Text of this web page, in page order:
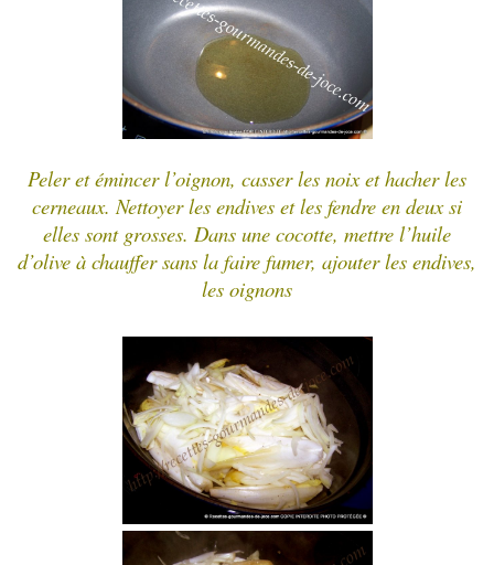
Peler et émincer l’oignon, casser les noix et hacher les
cerneaux. Nettoyer les endives et les fendre en deux si
elles sont grosses. Dans une cocotte, mettre l’huile
d’olive à chauffer sans la faire fumer, ajouter les endives,
les oignons